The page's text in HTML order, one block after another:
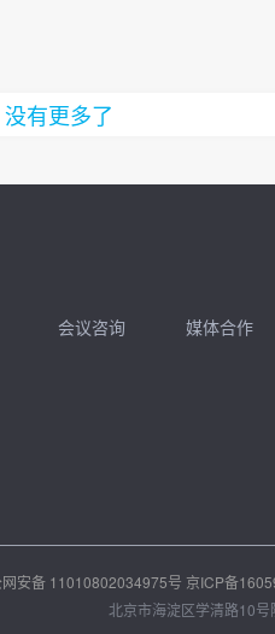
没有更多了
会议咨询 媒体合作
扫码加我直接开聊
安备 11010802034975号 京ICP备
北京市海淀区学清路10